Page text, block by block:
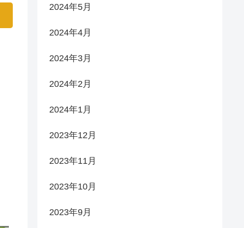
2024年5月
2024年4月
2024年3月
2024年2月
2024年1月
2023年12月
2023年11月
2023年10月
2023年9月